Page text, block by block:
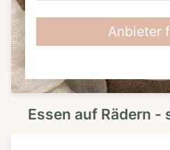
L
Z
Anbieter
Essen auf Rädern -